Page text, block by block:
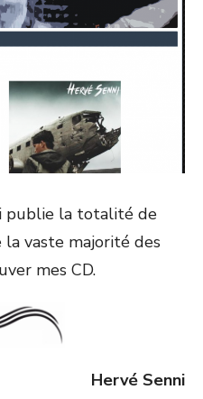
publie la totalité de
vaste majorité des
mes CD.
Hervé Senni